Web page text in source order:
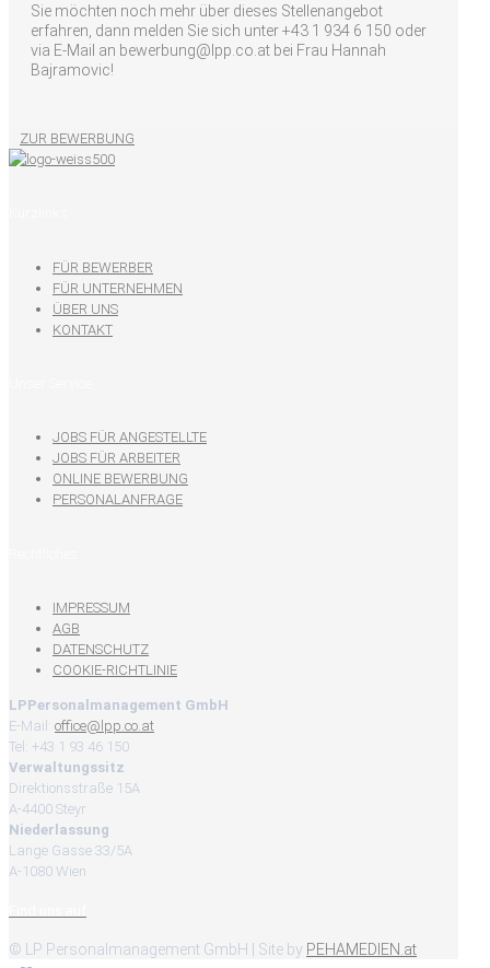
Sie möchten noch mehr über dieses Stellenangebot
erfahren, dann melden Sie sich unter +43 1 934 6 150 oder
via E-Mail an bewerbung@lpp.co.at bei Frau Hannah
Bajramovic!
ZUR BEWERBUNG
FÜR BEWERBER
FÜR UNTERNEHMEN
ÜBER UNS
KONTAKT
JOBS FÜR ANGESTELLTE
JOBS FÜR ARBEITER
ONLINE BEWERBUNG
PERSONALANFRAGE
IMPRESSUM
AGB
DATENSCHUTZ
COOKIE-RICHTLINIE
LPPersonalmanagement GmbH
E-Mail: office@lpp.co.at
Tel: +43 1 93 46 150
Verwaltungssitz
Direktionsstraße 15A
A-4400 Steyr
Niederlassung
Lange Gasse 33/5A
A-1080 Wien
© LP Personalmanagement GmbH | Site by PEHAMEDIEN.at